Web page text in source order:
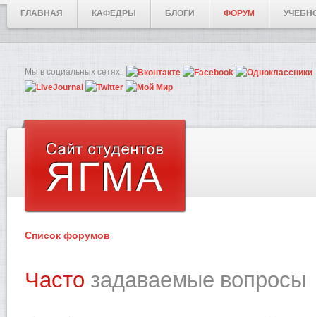
ГЛАВНАЯ КАФЕДРЫ БЛОГИ ФОРУМ
Мы в социальных сетях:
Список форумов
Часто задаваемые вопросы